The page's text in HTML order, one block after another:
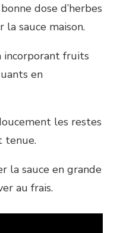
dose d’herbes
sauce maison.
incorporant fruits
en
les restes
tenue.
la sauce en grande
au frais.